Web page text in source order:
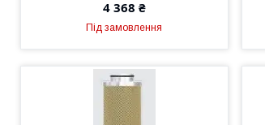
4 368 ₴
Під замовлення